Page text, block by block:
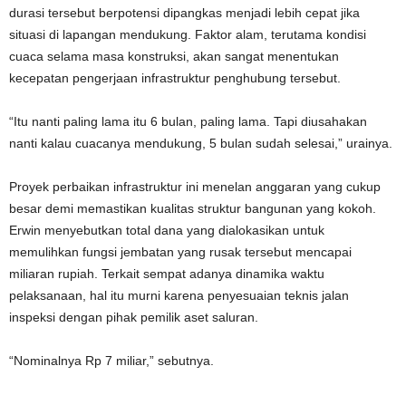
durasi tersebut berpotensi dipangkas menjadi lebih cepat jika
situasi di lapangan mendukung. Faktor alam, terutama kondisi
cuaca selama masa konstruksi, akan sangat menentukan
kecepatan pengerjaan infrastruktur penghubung tersebut.
“Itu nanti paling lama itu 6 bulan, paling lama. Tapi diusahakan
nanti kalau cuacanya mendukung, 5 bulan sudah selesai,” urainya.
Proyek perbaikan infrastruktur ini menelan anggaran yang cukup
besar demi memastikan kualitas struktur bangunan yang kokoh.
Erwin menyebutkan total dana yang dialokasikan untuk
memulihkan fungsi jembatan yang rusak tersebut mencapai
miliaran rupiah. Terkait sempat adanya dinamika waktu
pelaksanaan, hal itu murni karena penyesuaian teknis jalan
inspeksi dengan pihak pemilik aset saluran.
“Nominalnya Rp 7 miliar,” sebutnya.